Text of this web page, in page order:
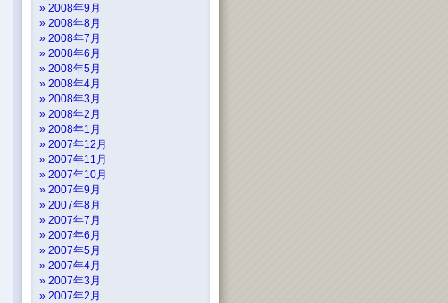
2008年9月
2008年8月
2008年7月
2008年6月
2008年5月
2008年4月
2008年3月
2008年2月
2008年1月
2007年12月
2007年11月
2007年10月
2007年9月
2007年8月
2007年7月
2007年6月
2007年5月
2007年4月
2007年3月
2007年2月